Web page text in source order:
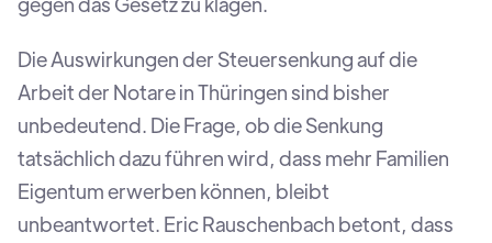
Die Auswirkungen der Steuersenkung auf die
Arbeit der Notare in Thüringen sind bisher
unbedeutend. Die Frage, ob die Senkung
tatsächlich dazu führen wird, dass mehr Familien
Eigentum erwerben können, bleibt
unbeantwortet. Eric Rauschenbach betont, dass